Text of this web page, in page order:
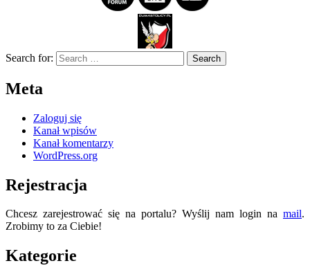
Search for:
Meta
Zaloguj się
Kanał wpisów
Kanał komentarzy
WordPress.org
Rejestracja
Chcesz zarejestrować się na portalu? Wyślij nam login na mail.
Zrobimy to za Ciebie!
Kategorie